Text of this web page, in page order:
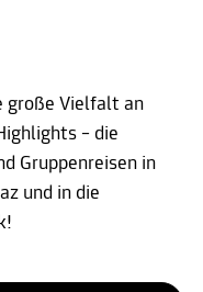
große Vielfalt an
– die
Gruppenreisen in
und in die